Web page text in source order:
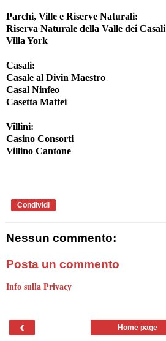
Parchi, Ville e Riserve Naturali:
Riserva Naturale della Valle dei Casali
Villa York
Casali:
Casale al Divin Maestro
Casal Ninfeo
Casetta Mattei
Villini:
Casino Consorti
Villino Cantone
Condividi
Nessun commento:
Posta un commento
Info sulla Privacy
‹ Home page